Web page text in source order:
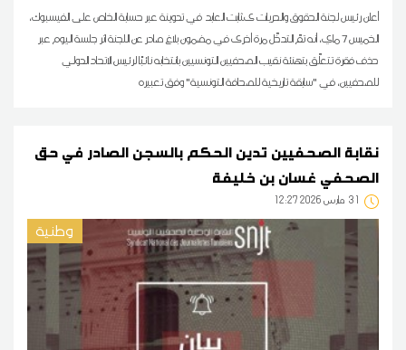
أعلن رئيس لجنة الحقوق والحريات ىثابت العابد في تدوينة عبر حسابة الخاص على الفيسبوك،
الخميس 7 ماي، أنه تمّ التدخّل مرة أخرى في مضمون بلاغ صادر عن اللجنة اثر جلسة اليوم عبر
حذف فقرة تتعلّق بتهنئة نقيب الصحفيين التونسيين بانتخابه نائبًا لرئيس الاتحاد الدولي
للصحفيين، في "سابقة تاريخية للصحافة التونسية" وفق تعبيره
نقابة الصحفيين تدين الحكم بالسجن الصادر في حق
الصحفي غسان بن خليفة
31 12:27 2026 مارس
وطنية